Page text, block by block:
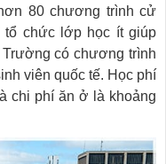
80 chương trình cử
tổ chức lớp học ít giúp
có chương trình
viên quốc tế. Học phí
chi phí ăn ở là khoảng